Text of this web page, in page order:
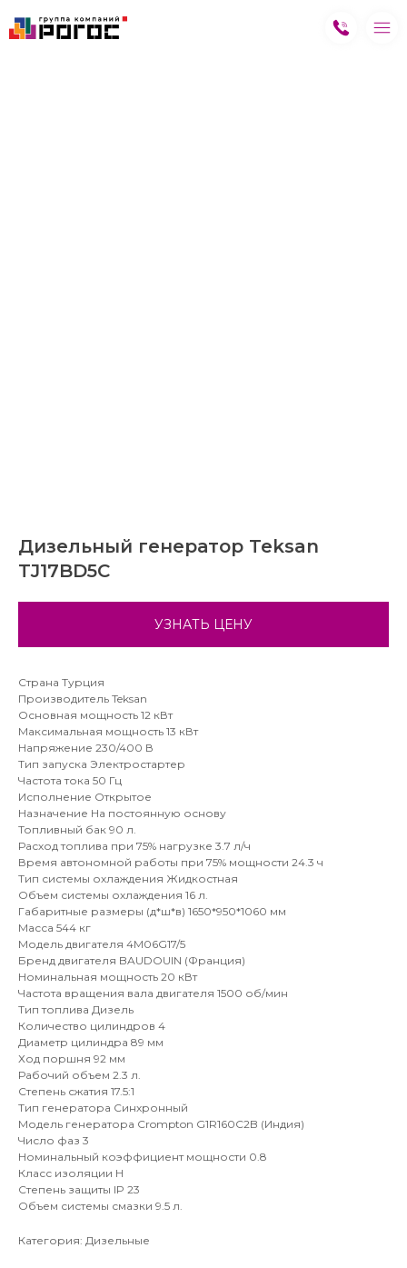
Дизельный генератор Teksan
TJ17BD5C
УЗНАТЬ ЦЕНУ
Страна Турция
Производитель Teksan
Основная мощность 12 кВт
Максимальная мощность 13 кВт
Напряжение 230/400 В
Тип запуска Электростартер
Частота тока 50 Гц
Исполнение Открытое
Назначение На постоянную основу
Топливный бак 90 л.
Расход топлива при 75% нагрузке 3.7 л/ч
Время автономной работы при 75% мощности 24.3 ч
Тип системы охлаждения Жидкостная
Объем системы охлаждения 16 л.
Габаритные размеры (д*ш*в) 1650*950*1060 мм
Масса 544 кг
Модель двигателя 4M06G17/5
Бренд двигателя BAUDOUIN (Франция)
Номинальная мощность 20 кВт
Частота вращения вала двигателя 1500 об/мин
Тип топлива Дизель
Количество цилиндров 4
Диаметр цилиндра 89 мм
Ход поршня 92 мм
Рабочий объем 2.3 л.
Степень сжатия 17.5:1
Тип генератора Синхронный
Модель генератора Crompton G1R160C2B (Индия)
Число фаз 3
Номинальный коэффициент мощности 0.8
Класс изоляции H
Степень защиты IP 23
Объем системы смазки 9.5 л.
Категория: Дизельные